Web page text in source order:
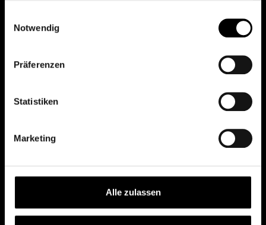
Notwendig
Präferenzen
Statistiken
Marketing
Alle zulassen
All rights reserved.
Depot eröffnen
Depot übertragen
Konditionen